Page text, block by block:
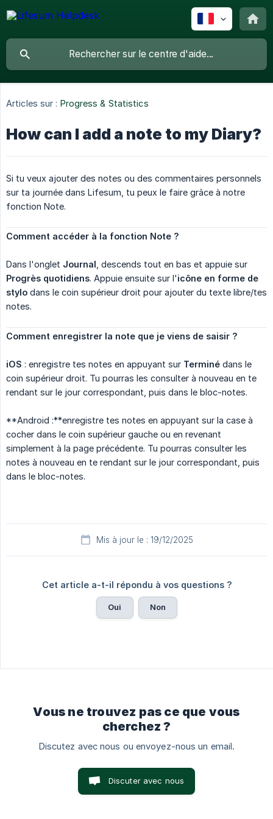
Articles sur : Progress & Statistics
How can I add a note to my Diary?
Si tu veux ajouter des notes ou des commentaires personnels
sur ta journée dans Lifesum, tu peux le faire grâce à notre
fonction Note.
Comment accéder à la fonction Note ?
Dans l'onglet Journal , descends tout en bas et appuie sur
Progrès quotidiens. Appuie ensuite sur l'icône en forme de
stylo dans le coin supérieur droit pour ajouter du texte libre/tes
notes.
Comment enregistrer la note que je viens de saisir ?
iOS : enregistre tes notes en appuyant sur Terminé dans le
coin supérieur droit. Tu pourras les consulter à nouveau en te
rendant sur le jour correspondant, puis dans le bloc-notes.
**Android :**enregistre tes notes en appuyant sur la case à
cocher dans le coin supérieur gauche ou en revenant
simplement à la page précédente. Tu pourras consulter les
notes à nouveau en te rendant sur le jour correspondant, puis
dans le bloc-notes.
Mis à jour le : 19/12/2025
Cet article a-t-il répondu à vos questions ?
Oui Non
Vous ne trouvez pas ce que vous
cherchez ?
Discutez avec nous ou envoyez-nous un email.
Discuter avec nous